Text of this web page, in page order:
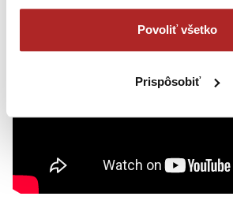
Povoliť všetko
Prispôsobiť